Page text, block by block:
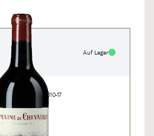
Auf Lager
• 0,75 l • 90,67 €/l • 1510-17